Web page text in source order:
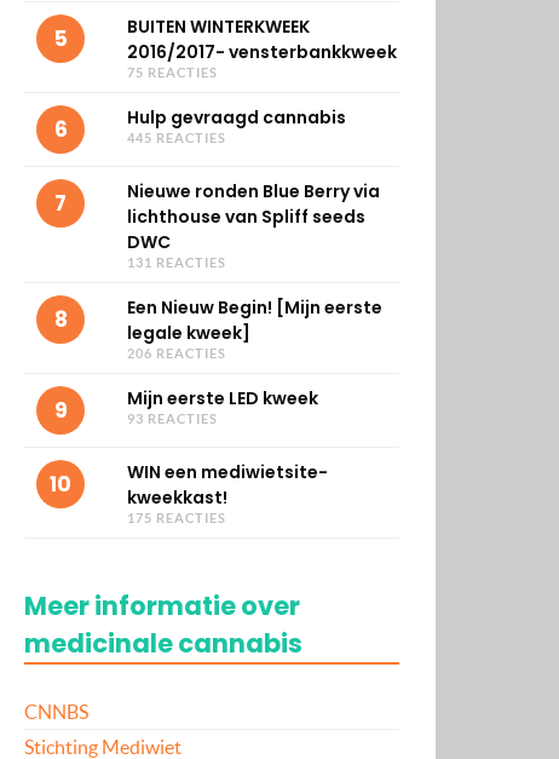
5
BUITEN WINTERKWEEK
2016/2017- vensterbankkweek
75 REACTIES
6 Hulp gevraagd cannabis
445 REACTIES
7
Nieuwe ronden Blue Berry via
lichthouse van Spliff seeds
DWC
131 REACTIES
8
Een Nieuw Begin! [Mijn eerste
legale kweek]
206 REACTIES
9 Mijn eerste LED kweek
93 REACTIES
10
WIN een mediwietsite-
kweekkast!
175 REACTIES
Meer informatie over
medicinale cannabis
CNNBS
Stichting Mediwiet